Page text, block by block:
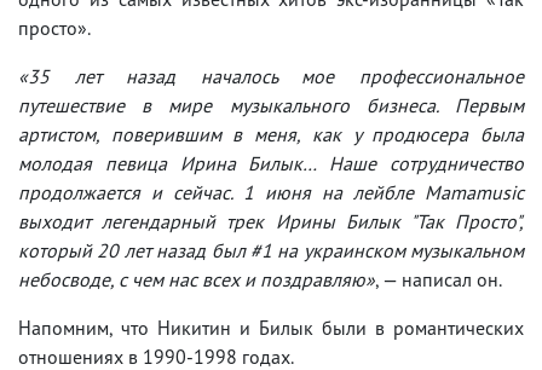
просто».
«35 лет назад началось мое профессиональное
путешествие в мире музыкального бизнеса. Первым
артистом, поверившим в меня, как у продюсера была
молодая певица Ирина Билык… Наше сотрудничество
продолжается и сейчас. 1 июня на лейбле Mamamusic
выходит легендарный трек Ирины Билык "Так Просто",
который 20 лет назад был #1 на украинском музыкальном
небосводе, с чем нас всех и поздравляю», — написал он.
Напомним, что Никитин и Билык были в романтических
отношениях в 1990-1998 годах.